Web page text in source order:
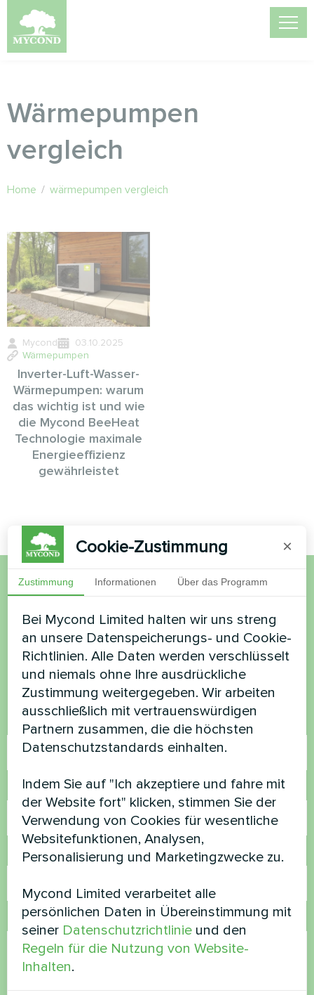
Wärmepumpen
vergleich
Home / wärmepumpen vergleich
Mycond
03.10.2025
Wärmepumpen
Inverter-Luft-Wasser-
Wärmepumpen: warum
das wichtig ist und wie
die Mycond BeeHeat
Technologie maximale
Energieeffizienz
gewährleistet
Möchten Sie kaufen oder
haben Sie Fragen?
Kontaktieren Sie uns und wir werden Ihnen
helfen
Name
Rufnummer
E-Mail
Kommentar
Cookie-Zustimmung ×
Zustimmung Informationen Über das Programm
Bei Mycond Limited halten wir uns streng
an unsere Datenspeicherungs- und Cookie-
Richtlinien. Alle Daten werden verschlüsselt
und niemals ohne Ihre ausdrückliche
Zustimmung weitergegeben. Wir arbeiten
ausschließlich mit vertrauenswürdigen
Partnern zusammen, die die höchsten
Datenschutzstandards einhalten.
Indem Sie auf "Ich akzeptiere und fahre mit
der Website fort" klicken, stimmen Sie der
Verwendung von Cookies für wesentliche
Websitefunktionen, Analysen,
Personalisierung und Marketingzwecke zu.
Mycond Limited verarbeitet alle
persönlichen Daten in Übereinstimmung mit
seiner Datenschutzrichtlinie und den
Regeln für die Nutzung von Website-
Inhalten.